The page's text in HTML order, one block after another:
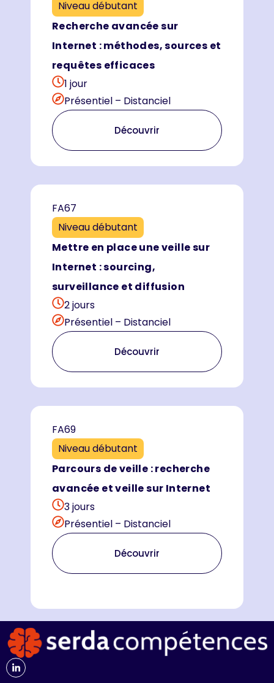
Niveau débutant
Recherche avancée sur
Internet : méthodes, sources et
requêtes efficaces
1 jour
Présentiel – Distanciel
Découvrir
FA67
Niveau débutant
Mettre en place une veille sur
Internet : sourcing,
surveillance et diffusion
2 jours
Présentiel – Distanciel
Découvrir
FA69
Niveau débutant
Parcours de veille : recherche
avancée et veille sur Internet
3 jours
Présentiel – Distanciel
Découvrir